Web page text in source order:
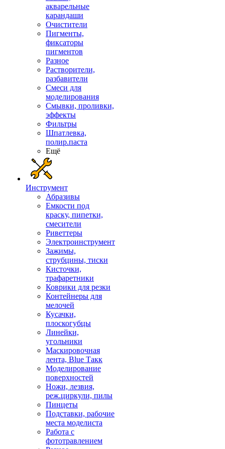
акварельные
карандаши
Очистители
Пигменты,
фиксаторы
пигментов
Разное
Растворители,
разбавители
Смеси для
моделирования
Смывки, проливки,
эффекты
Фильтры
Шпатлевка,
полир.паста
Ещё
Инструмент
Абразивы
Емкости под
краску, пипетки,
смесители
Риветтеры
Электроинструмент
Зажимы,
струбцины, тиски
Кисточки,
трафаретники
Коврики для резки
Контейнеры для
мелочей
Кусачки,
плоскогубцы
Линейки,
угольники
Маскировочная
лента, Blue Такк
Моделирование
поверхностей
Ножи, лезвия,
реж.циркули, пилы
Пинцеты
Подставки, рабочие
места моделиста
Работа с
фототравлением